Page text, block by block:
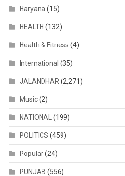
Haryana (15)
HEALTH (132)
Health & Fitness (4)
International (35)
JALANDHAR (2,271)
Music(2)
NATIONAL (199)
POLITICS (459)
Popular(24)
PUNJAB (556)